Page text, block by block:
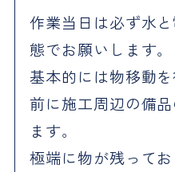
作業当日は必ず水
態でお願いします。
基本的には物移動
前に施工周辺の備
ます。
極端に物が残って